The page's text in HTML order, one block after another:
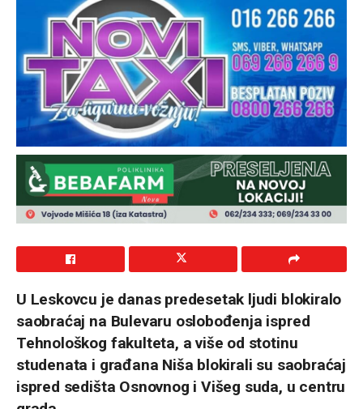
U Leskovcu je danas predesetak ljudi blokiralo
saobraćaj na Bulevaru oslobođenja ispred
Tehnološkog fakulteta, a više od stotinu
studenata i građana Niša blokirali su saobraćaj
ispred sedišta Osnovnog i Višeg suda, u centru